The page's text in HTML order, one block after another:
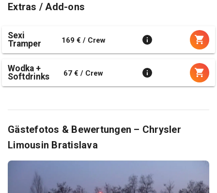
Extras / Add-ons
Sexi
Tramper
169 € / Crew
Wodka +
Softdrinks
67 € / Crew
Gästefotos & Bewertungen – Chrysler
Limousin Bratislava